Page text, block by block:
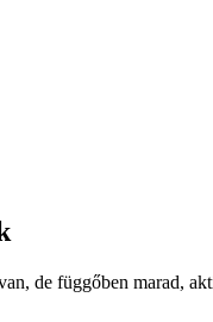
de függőben marad,